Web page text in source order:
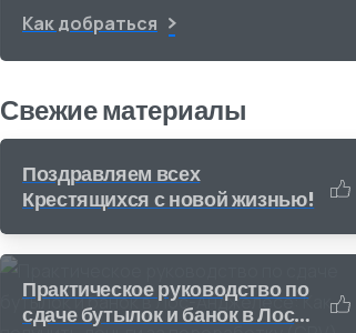
Как добраться
Свежие материалы
Поздравляем всех
Крестящихся с новой жизнью!
Практическое руководство по
сдаче бутылок и банок в Лос-